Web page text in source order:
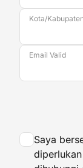
Kota/Kabupaten
Email Valid
Saya